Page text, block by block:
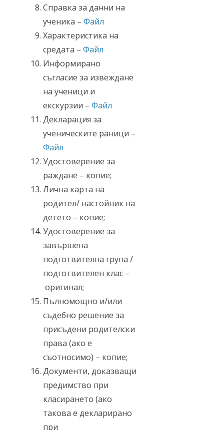
Справка за данни на
ученика – Файл
Характеристика на
средата – Файл
Информирано
съгласие за извеждане
на ученици и
екскурзии – Файл
Декларация за
ученическите раници –
Файл
Удостоверение за
раждане – копие;
Лична карта на
родител/ настойник на
детето – копие;
Удостоверение за
завършена
подготвителна група /
подготвителен клас –
оригинал;
Пълномощно и/или
съдебно решение за
присъдени родителски
права (ако е
съотносимо) – копие;
Документи, доказващи
предимство при
класирането (ако
такова е декларирано
при